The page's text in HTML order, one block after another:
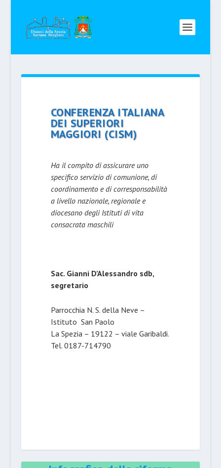
CONFERENZA ITALIANA
DEI SUPERIORI
MAGGIORI (CISM)
Ha il compito di assicurare uno
specifico servizio di comunione, di
coordinamento e di corresponsabilità
a livello nazionale, regionale e
diocesano degli Istituti di vita
consacrata maschili
Sac. Gianni D’Alessandro sdb,
segretario
Parrocchia N. S. della Neve –
Istituto San Paolo
La Spezia – 19122 – viale Garibaldi.
Tel. 0187-714790